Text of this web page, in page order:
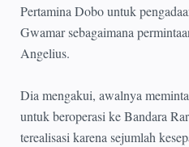
Pertamina Dobo untuk
Gwamar sebagaimana
Angelius.
Dia mengakui, awalnya
untuk beroperasi ke Bandara
terealisasi karena sejumlah